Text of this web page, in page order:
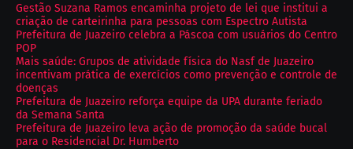
Gestão Suzana Ramos encaminha projeto de lei que institui a
criação de carteirinha para pessoas com Espectro Autista
Prefeitura de Juazeiro celebra a Páscoa com usuários do Centro
POP
Mais saúde: Grupos de atividade física do Nasf de Juazeiro
incentivam prática de exercícios como prevenção e controle de
doenças
Prefeitura de Juazeiro reforça equipe da UPA durante feriado
da Semana Santa
Prefeitura de Juazeiro leva ação de promoção da saúde bucal
para o Residencial Dr. Humberto